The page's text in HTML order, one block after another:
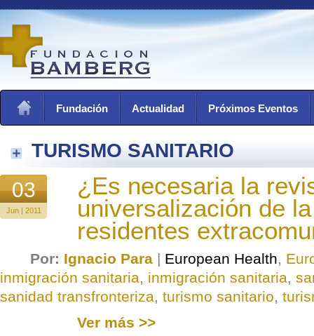
Fundación Actualidad Próximos Eventos
TURISMO SANITARIO
03
Jun | 2011
¿Es necesaria la
universalización de
residentes
Por: Ignacio Para | European Health,
inmigración sanitaria, inmigración sanitaria,
sanidad transfronteriza, turismo sanitario,
Ver más >>